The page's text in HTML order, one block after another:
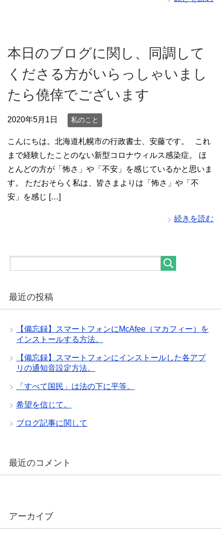
本日のブログに関し、同調して
くださる方がいらっしゃいまし
たら僥倖でございます
2020年5月1日 私のこと
こんにちは。北海道札幌市の行政書士、安藤です。 これ
まで経験したことのない新型コロナウィルス感染症。 ほ
とんどの方が「怖さ」や「不安」を感じているかと思いま
す。 ただおそらく私は、皆さまよりは「怖さ」や「不
安」を感じ […]
続きを読む
最近の投稿
【備忘録】スマートフォンにMcAfee（マカフィー）を
インストールする方法。
【備忘録】スマートフォンにインストールした各アプ
リの通知音設定方法。
「すべて国民」は法の下に平等。
希望を信じて。
ブログ記事に関して
最近のコメント
アーカイブ